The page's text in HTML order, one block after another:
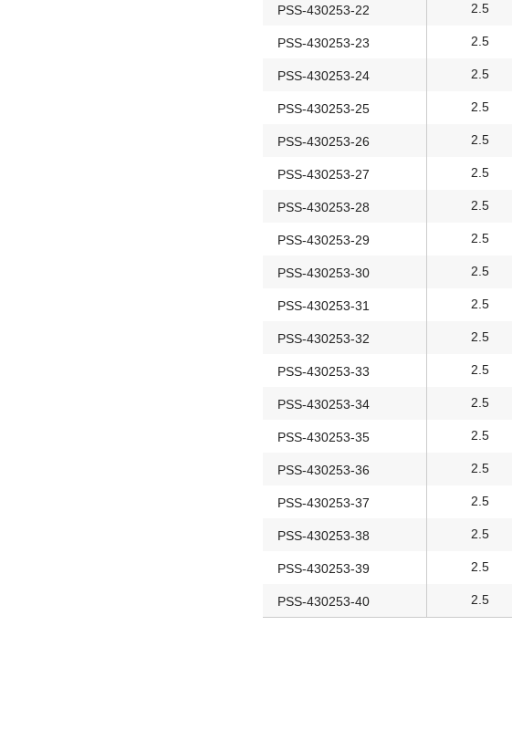
PSS-430253-22 2.5
PSS-430253-23 2.5
PSS-430253-24 2.5
PSS-430253-25 2.5
PSS-430253-26 2.5
PSS-430253-27 2.5
PSS-430253-28 2.5
PSS-430253-29 2.5
PSS-430253-30 2.5
PSS-430253-31 2.5
PSS-430253-32 2.5
PSS-430253-33 2.5
PSS-430253-34 2.5
PSS-430253-35 2.5
PSS-430253-36 2.5
PSS-430253-37 2.5
PSS-430253-38 2.5
PSS-430253-39 2.5
PSS-430253-40 2.5